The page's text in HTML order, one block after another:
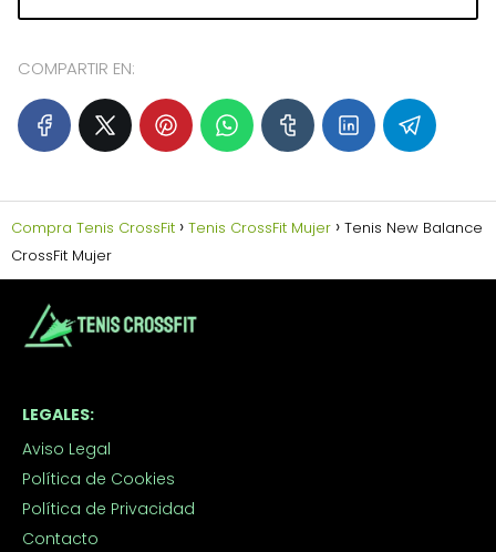
COMPARTIR EN:
Compra Tenis CrossFit Tenis CrossFit Mujer
Tenis New Balance
CrossFit Mujer
LEGALES:
Aviso Legal
Política de Cookies
Política de Privacidad
Contacto